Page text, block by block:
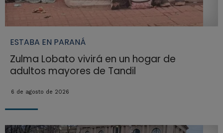
ESTABA EN PARANÁ
Zulma Lobato vivirá en un hogar de
adultos mayores de Tandil
6 de agosto de 2026